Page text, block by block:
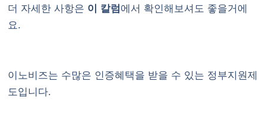
더 자세한 사항은 이 칼럼 에서 확인해보셔도 좋을거에
요.
이노비즈는 수많은 인증혜택을 받을 수 있는 정부지원제
도입니다.